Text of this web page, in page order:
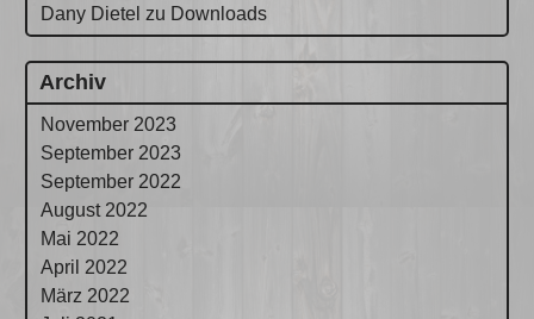
Dany Dietel zu Downloads
Archiv
November 2023
September 2023
September 2022
August 2022
Mai 2022
April 2022
März 2022